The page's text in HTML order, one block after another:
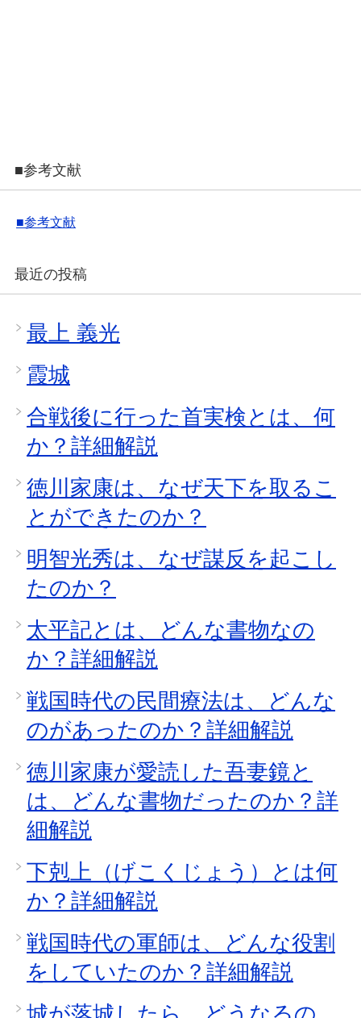
■参考文献
■参考文献
最近の投稿
最上 義光
霞城
合戦後に行った首実検とは、何
か？詳細解説
徳川家康は、なぜ天下を取るこ
とができたのか？
明智光秀は、なぜ謀反を起こし
たのか？
太平記とは、どんな書物なの
か？詳細解説
戦国時代の民間療法は、どんな
のがあったのか？詳細解説
徳川家康が愛読した吾妻鏡と
は、どんな書物だったのか？詳
細解説
下剋上（げこくじょう）とは何
か？詳細解説
戦国時代の軍師は、どんな役割
をしていたのか？詳細解説